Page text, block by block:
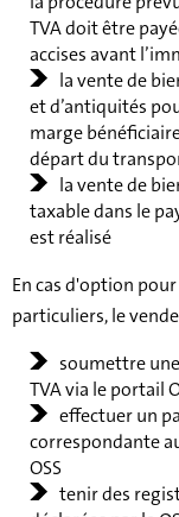
TVA doit être
accises avant
la vente de
et d’antiquités
marge
départ du
la vente de
taxable dans le
est réalisé
En cas d'option pour
particuliers, le
soumettre
TVA via le portail
effectuer un
correspondante
OSS
tenir des